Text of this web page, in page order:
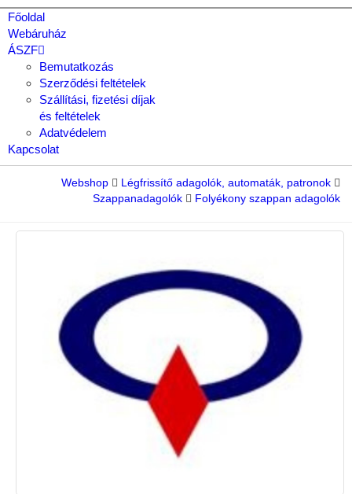
Főoldal
Webáruház
ÁSZF
Bemutatkozás
Szerződési feltételek
Szállítási, fizetési díjak
és feltételek
Adatvédelem
Kapcsolat
Webshop
Légfrissítő adagolók, automaták, patronok
Szappanadagolók
Folyékony szappan adagolók